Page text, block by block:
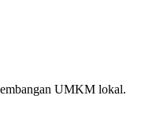
UMKM lokal.